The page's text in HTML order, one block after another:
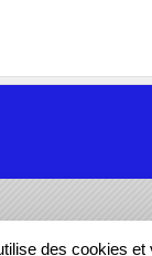
des cookies